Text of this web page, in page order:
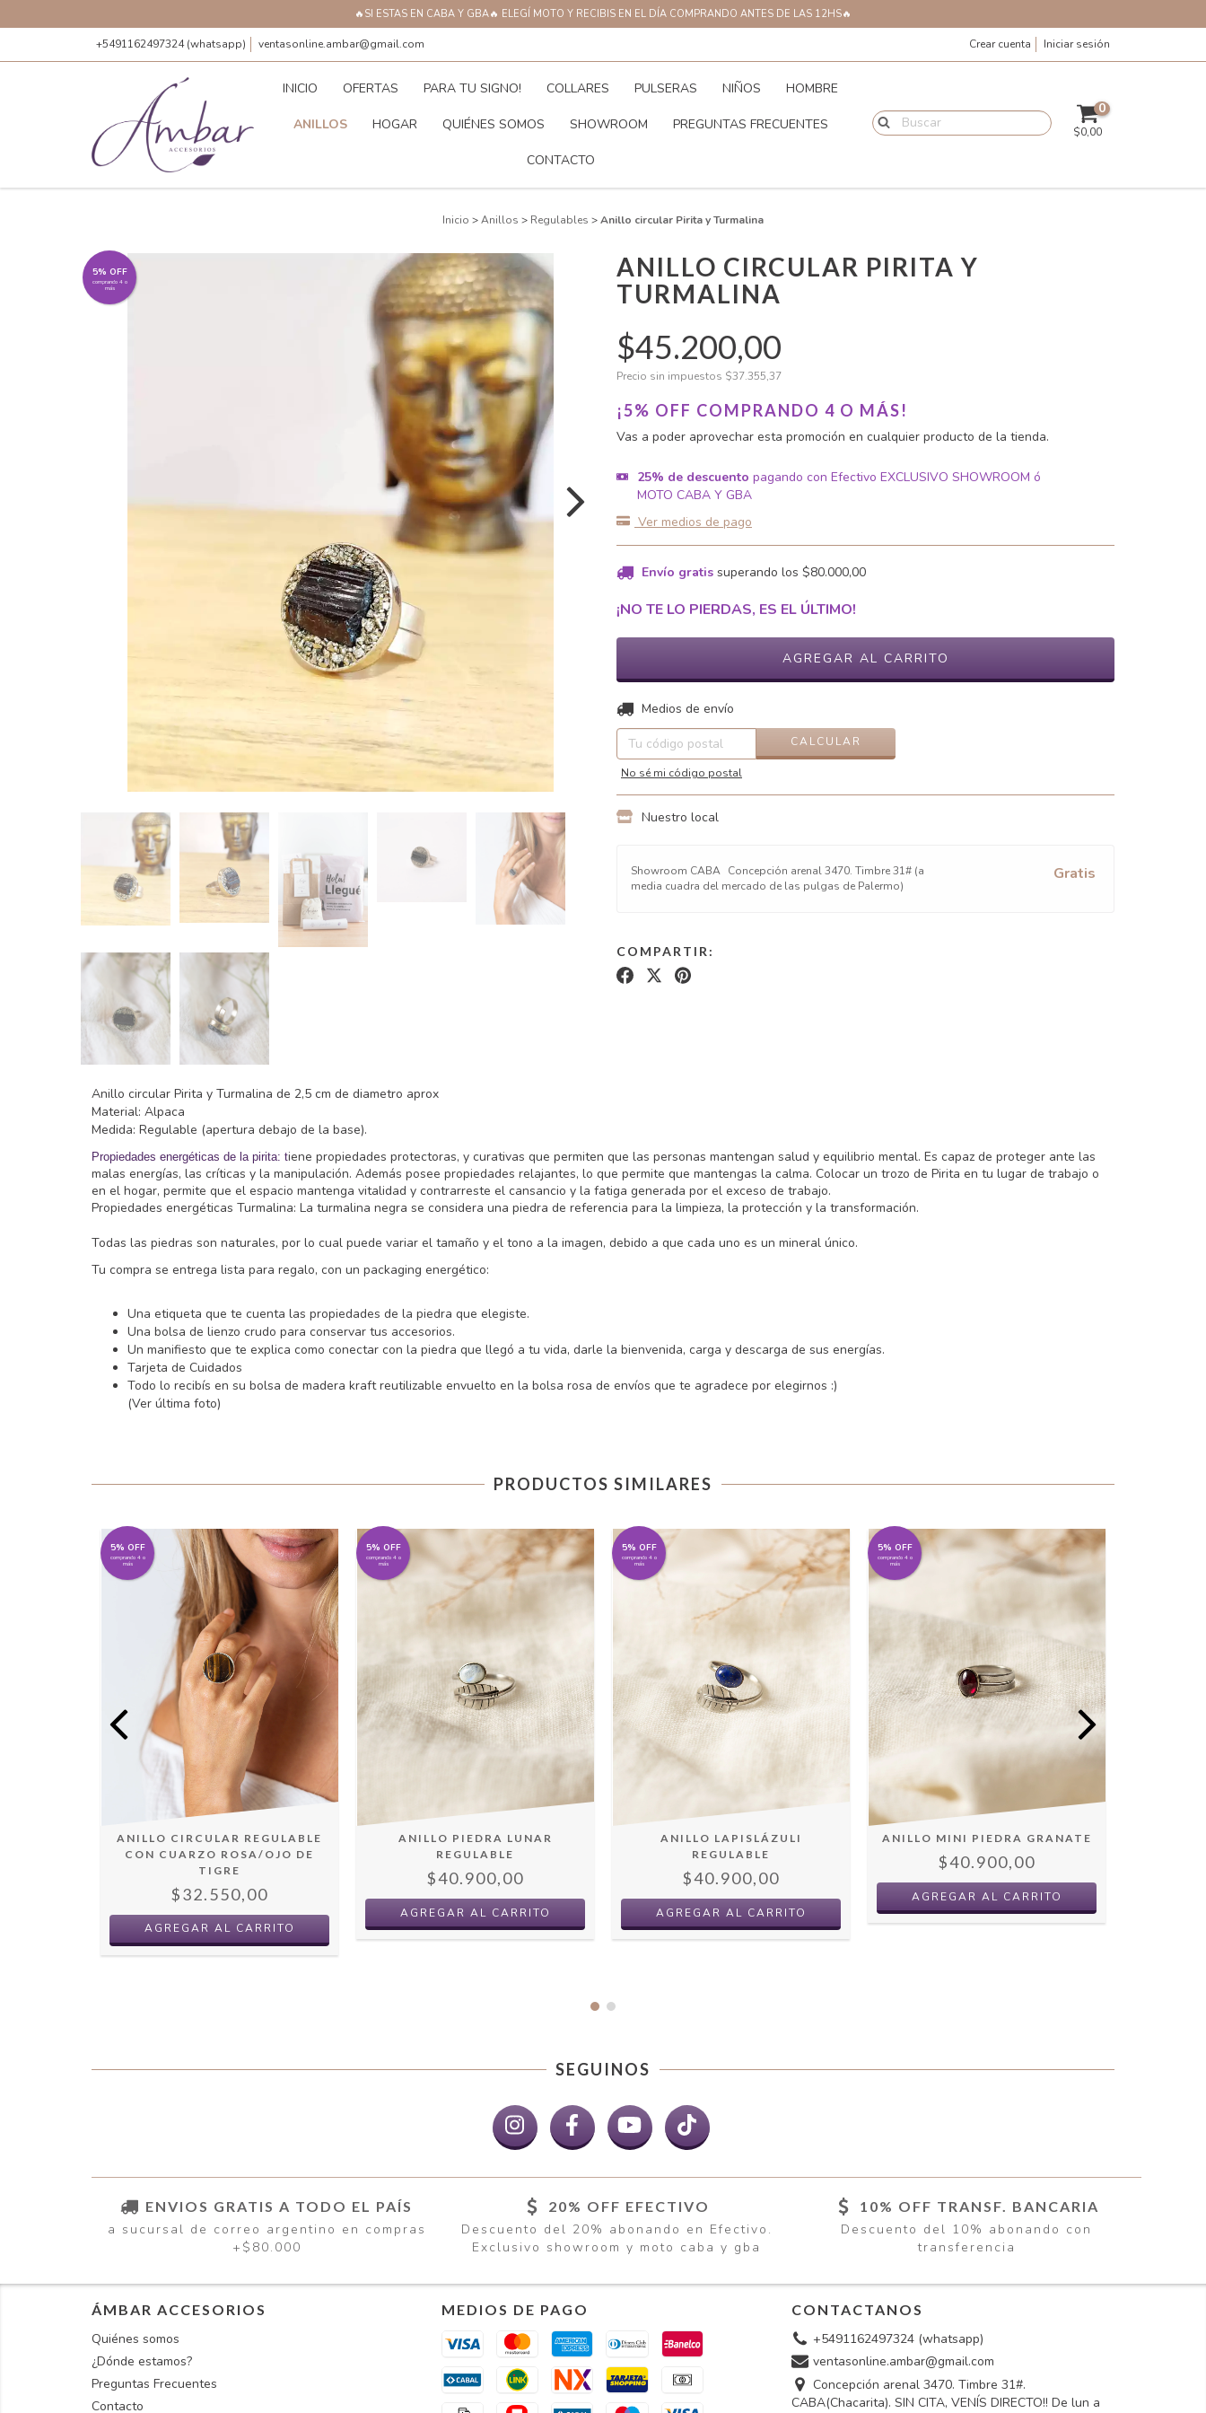
🔥SI ESTAS EN CABA Y GBA🔥 ELEGÍ MOTO Y RECIBIS EN EL DÍA COMPRANDO ANTES DE LAS 12HS🔥
+5491162497324 (whatsapp) ventasonline.ambar@gmail.com Crear cuenta Iniciar sesión
INICIO OFERTAS PARA TU SIGNO! COLLARES PULSERAS NIÑOS HOMBRE
ANILLOS HOGAR QUIÉNES SOMOS SHOWROOM PREGUNTAS FRECUENTES
CONTACTO
0
$0,00
Inicio >Anillos > Regulables >Anillo circular Pirita y Turmalina
5% OFF
comprando 4 o
más
ANILLO CIRCULAR PIRITA Y
TURMALINA
$45.200,00
Precio sin impuestos $37.355,37
¡5% OFF COMPRANDO 4 O MÁS!
Vas a poder aprovechar esta promoción en cualquier producto de la tienda.
25% de descuento pagando con Efectivo EXCLUSIVO SHOWROOM ó
MOTO CABA Y GBA
Ver medios de pago
Envío gratis superando los $80.000,00
¡NO TE LO PIERDAS, ES EL ÚLTIMO!
Entregas para el CP:
Medios de envío
CALCULAR
No sé mi código postal
Nuestro local
Showroom CABA Concepción arenal 3470. Timbre 31# (a
media cuadra del mercado de las pulgas de Palermo)
Gratis
COMPARTIR:
Anillo circular Pirita y Turmalina de 2,5 cm de diametro aprox
Material: Alpaca
Medida: Regulable (apertura debajo de la base).
Propiedades energéticas de la pirita: tiene propiedades protectoras, y curativas que permiten que las personas mantengan salud y equilibrio mental. Es capaz de proteger ante las
malas energías, las críticas y la manipulación. Además posee propiedades relajantes, lo que permite que mantengas la calma. Colocar un trozo de Pirita en tu lugar de trabajo o
en el hogar, permite que el espacio mantenga vitalidad y contrarreste el cansancio y la fatiga generada por el exceso de trabajo.
Propiedades energéticas Turmalina: La turmalina negra se considera una piedra de referencia para la limpieza, la protección y la transformación.
Todas las piedras son naturales, por lo cual puede variar el tamaño y el tono a la imagen, debido a que cada uno es un mineral único.
Tu compra se entrega lista para regalo, con un packaging energético:
Una etiqueta que te cuenta las propiedades de la piedra que elegiste.
Una bolsa de lienzo crudo para conservar tus accesorios.
Un manifiesto que te explica como conectar con la piedra que llegó a tu vida, darle la bienvenida, carga y descarga de sus energías.
Tarjeta de Cuidados
Todo lo recibís en su bolsa de madera kraft reutilizable envuelto en la bolsa rosa de envíos que te agradece por elegirnos :)
(Ver última foto)
PRODUCTOS SIMILARES
5% OFF
comprando 4 o
más
ANILLO CIRCULAR REGULABLE
CON CUARZO ROSA/OJO DE
TIGRE
$32.550,00
AGREGAR AL CARRITO
5% OFF
comprando 4 o
más
ANILLO PIEDRA LUNAR
REGULABLE
$40.900,00
5% OFF
comprando 4 o
más
ANILLO LAPISLÁZULI
REGULABLE
$40.900,00
5% OFF
comprando 4 o
más
ANILLO MINI PIEDRA GRANATE
$40.900,00
SEGUINOS
ENVIOS GRATIS A TODO EL PAÍS
a sucursal de correo argentino en compras
+$80.000
20% OFF EFECTIVO
Descuento del 20% abonando en Efectivo.
Exclusivo showroom y moto caba y gba
10% OFF TRANSF. BANCARIA
Descuento del 10% abonando con
transferencia
ÁMBAR ACCESORIOS
Quiénes somos
¿Dónde estamos?
Preguntas Frecuentes
Contacto
MEDIOS DE PAGO
CONTACTANOS
+5491162497324 (whatsapp)
ventasonline.ambar@gmail.com
Concepción arenal 3470. Timbre 31#.
CABA(Chacarita). SIN CITA, VENÍS DIRECTO!! De lun a